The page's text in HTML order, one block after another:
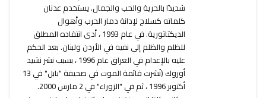
شديدًا بالحرية والحب والجمال. يستخدم عدنان
كلماته كسلاح لإدانة دمار الحرب وأهوال
الديكتاتورية. في عام 1993 ، أدى انتقاده المطلق
للظلم والظلم إلى نفيه في الأردن ولبنان. بعد الحكم
عليه بالإعدام في العراق عام 1996 ، بسبب نشر نشيد
أوروك (نُشرت قائمة الموت في صحيفة "بابل" في 13
أكتوبر 1996 ، ثم في "الزوراء" في 2 مارس 2000.